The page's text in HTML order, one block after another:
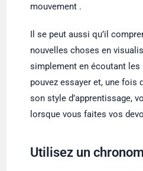
mouvement .
Il se peut aussi qu’il
nouvelles choses en
simplement en écoutant
pouvez essayer et, une fois
son style d’apprentissage,
lorsque vous faites vos
Utilisez un